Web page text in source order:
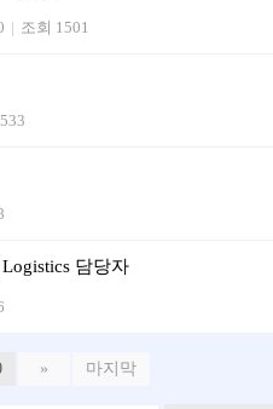
| 조회 1501
Logistics 담당자
» 마지막